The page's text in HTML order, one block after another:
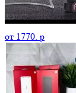
от 1770. p